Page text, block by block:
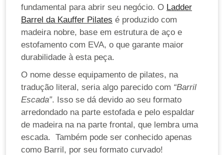
fundamental para abrir seu negócio. O Ladder
Barrel da Kauffer Pilates é produzido com
madeira nobre, base em estrutura de aço e
estofamento com EVA, o que garante maior
durabilidade à esta peça.
O nome desse equipamento de pilates, na
tradução literal, seria algo parecido com “Barril
Escada”. Isso se dá devido ao seu formato
arredondado na parte estofada e pelo espaldar
de madeira na na parte frontal, que lembra uma
escada. Também pode ser conhecido apenas
como Barril, por seu formato curvado!